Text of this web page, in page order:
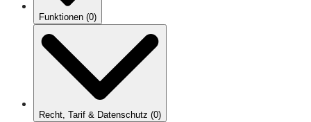
Funktionen (0)
Recht, Tarif & Datenschutz (0)